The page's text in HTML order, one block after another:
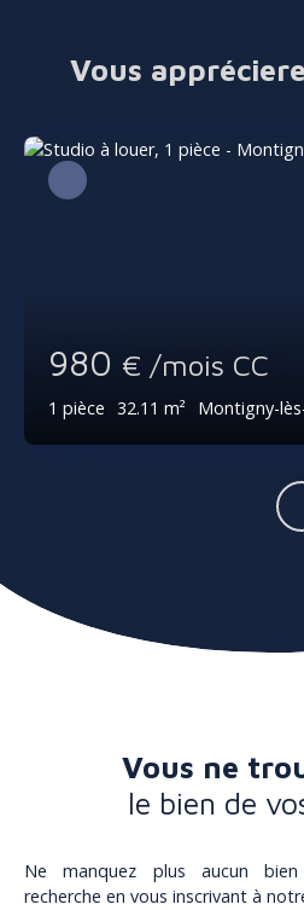
Vous
980 € /mois CC
1 pièce 32.11 m² Montigny-
Vous ne
le bien de
Ne manquez plus aucun
recherche en vous inscrivant à